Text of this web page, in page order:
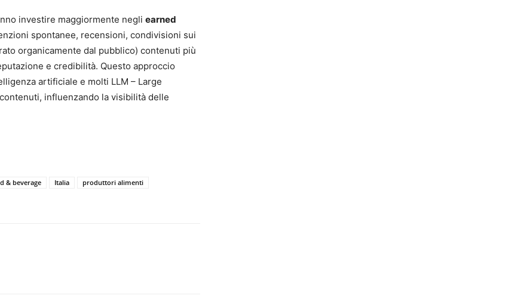
investire maggiormente negli earned
spontanee, recensioni, condivisioni sui
organicamente dal pubblico) contenuti più
e credibilità. Questo approccio
artificiale e molti LLM – Large
influenzando la visibilità delle
& beverage Italia
produttori alimenti